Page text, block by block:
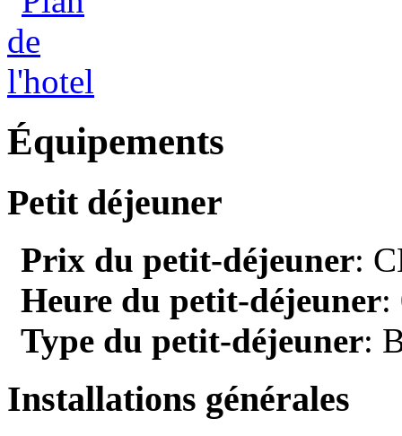
Équipements
Petit déjeuner
Prix du petit-déjeuner:
Heure du petit-déjeuner:
Type du petit-déjeuner:
Installations générales